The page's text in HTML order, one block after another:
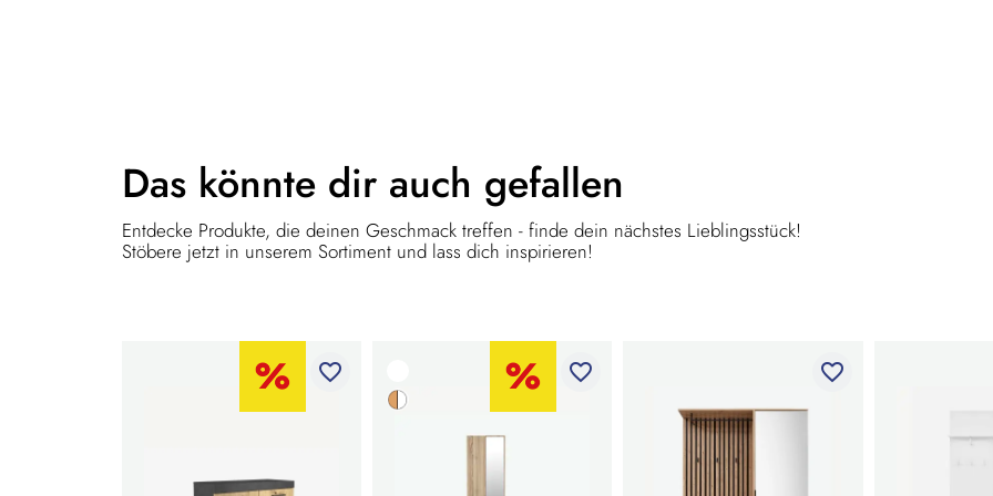
Das könnte dir auch gefallen
Entdecke Produkte, die deinen Geschmack treffen - finde dein nächstes Lieblingsstück!
Stöbere jetzt in unserem Sortiment und lass dich inspirieren!
favorite_border favorite_border favorite_border